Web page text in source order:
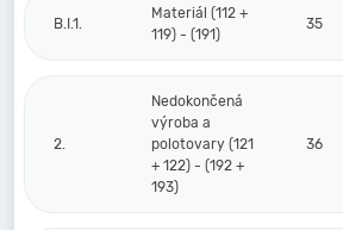
B.I.1.
Materiál (112 +
119) - (191)
35
2.
Nedokončená
výroba a
polotovary (121
+ 122) - (192 +
193)
36